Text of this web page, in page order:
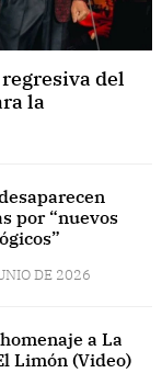
del
la
por “nuevos
DE 2026
a La
Limón (Video)